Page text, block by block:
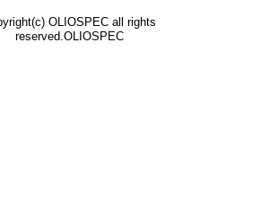
OLIOSPEC all rights
reserved.OLIOSPEC